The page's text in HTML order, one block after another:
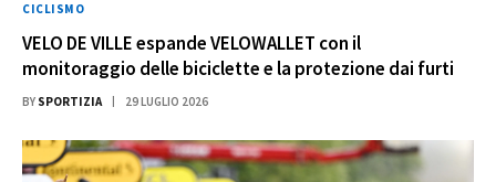
CICLISMO
VELO DE VILLE espande VELOWALLET con il
monitoraggio delle biciclette e la protezione dai furti
BY SPORTIZIA 29 LUGLIO 2026